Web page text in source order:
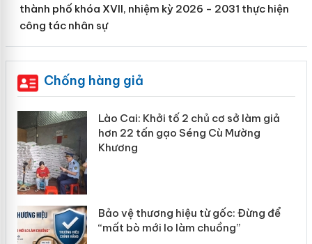
thành phố khóa XVII, nhiệm kỳ 2026 - 2031 thực hiện
công tác nhân sự
Chống hàng giả
Lào Cai: Khởi tố 2 chủ cơ sở làm giả
hơn 22 tấn gạo Séng Cù Mường
Khương
Bảo vệ thương hiệu từ gốc: Đừng để
“mất bò mới lo làm chuồng”